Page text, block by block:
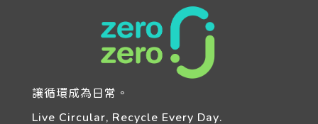
讓循環成為日常。
Live Circular, Recycle Every Day.